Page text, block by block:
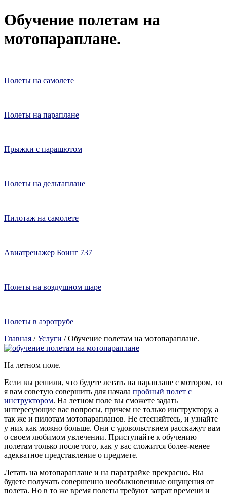
Обучение полетам на
мотопараплане.
Полеты на самолете
Полеты на параплане
Прыжки с парашютом
Полеты на дельтаплане
Пилотаж на самолете
Авиатренажер Боинг 737
Полеты на воздушном шаре
Полеты в аэротрубе
Главная / Услуги / Обучение полетам на мотопараплане.
На летном поле.
Если вы решили, что будете летать на параплане с мотором, то
я вам советую совершить для начала пробный полет с
инструктором. На летном поле вы сможете задать
интересующие вас вопросы, причем не только инструктору, а
так же и пилотам мотопарапланов. Не стесняйтесь, и узнайте
у них как можно больше. Они с удовольствием расскажут вам
о своем любимом увлечении. Приступайте к обучению
полетам только после того, как у вас сложится более-менее
адекватное представление о предмете.
Летать на мотопараплане и на паратрайке прекрасно. Вы
будете получать совершенно необыкновенные ощущения от
полета. Но в то же время полеты требуют затрат времени и